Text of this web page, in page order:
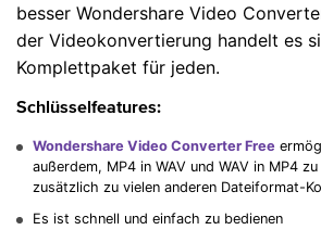
besser Wondershare Video
der Videokonvertierung handelt es
Komplettpaket für jeden.
Schlüsselfeatures:
Wondershare Video Converter Free
außerdem, MP4 in WAV und WAV in MP4
zusätzlich zu vielen anderen Dateiformat-
Es ist schnell und einfach zu bedienen